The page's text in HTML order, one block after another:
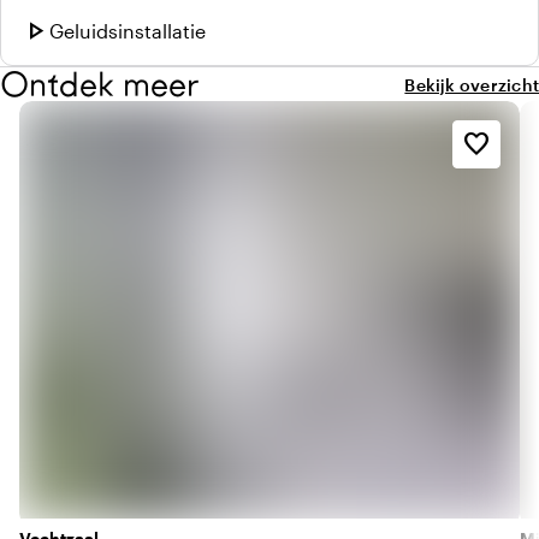
play_arrow Geluidsinstallatie
Ontdek meer Bekijk overzicht
favorite_border